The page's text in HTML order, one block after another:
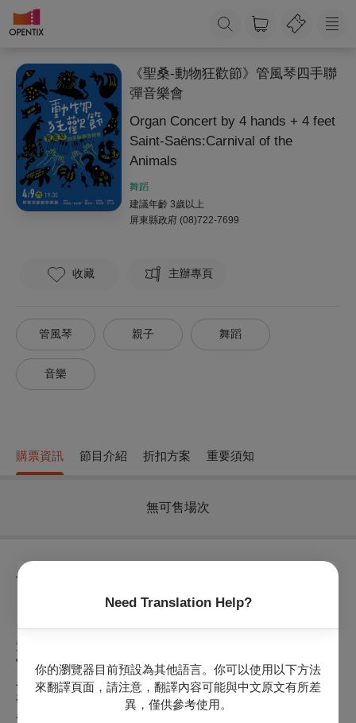
Need Translation Help?
你的瀏覽器目前預設為其他語言。你可以使用以下方法
來翻譯頁面，請注意，翻譯內容可能與中文原文有所差
異，僅供參考使用。
《聖桑-動物狂歡節》管風琴四手聯
彈音樂會
Organ Concert by 4 hands + 4 feet
Saint-Saëns:Carnival of the
Animals
舞蹈
建議年齡 3歲以上
屏東縣政府 (08)722-7699
收藏 主辦專頁
管風琴 親子 舞蹈
音樂
購票資訊 節目介紹 折扣方案 重要須知
無可售場次
節目介紹
《動物狂歡節》由十四首小品組成，是一部妙趣橫生的作品。
童心未泯的聖桑巧妙地運用各種樂器音色與特質傳神的描繪出
它們的姿態，儼然就是一個小型動物園，甚至聖桑本人都在譜
上標示“動物園大幻想曲”。
在本場音樂會四手聯彈的改編曲中可以欣賞管風琴富含多種樂
器的百變音色，可以聽到不同樂器輪流演奏動物主題，在管風